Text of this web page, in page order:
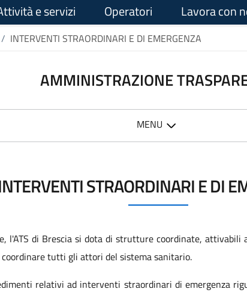
e servizi Operatori Lavora con
/ INTERVENTI STRAORDINARI E DI EMERGENZA
AMMINISTRAZIONE
MENU
STRAORDINARI E DI
l'ATS di Brescia si dota di strutture coordinate,
tutti gli attori del sistema sanitario.
relativi ad interventi straordinari di emergenza